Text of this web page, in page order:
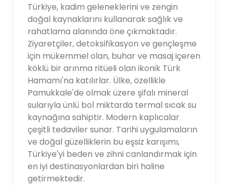
Türkiye, kadim geleneklerini ve zengin
doğal kaynaklarını kullanarak sağlık ve
rahatlama alanında öne çıkmaktadır.
Ziyaretçiler, detoksifikasyon ve gençleşme
için mükemmel olan, buhar ve masaj içeren
köklü bir arınma ritüeli olan ikonik Türk
Hamamı'na katılırlar. Ülke, özellikle
Pamukkale'de olmak üzere şifalı mineral
sularıyla ünlü bol miktarda termal sıcak su
kaynağına sahiptir. Modern kaplıcalar
çeşitli tedaviler sunar. Tarihi uygulamaların
ve doğal güzelliklerin bu eşsiz karışımı,
Türkiye'yi beden ve zihni canlandırmak için
en iyi destinasyonlardan biri haline
getirmektedir.